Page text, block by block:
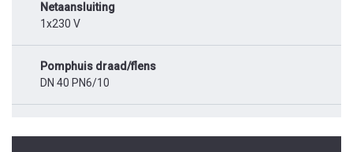
Netaansluiting
1x230 V
Pomphuis draad/flens
DN 40 PN6/10